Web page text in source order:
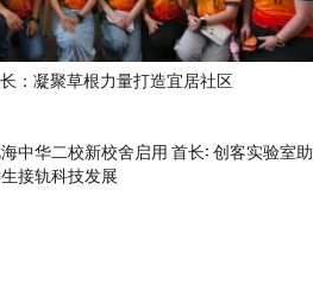
：凝聚草根力量打造宜居社区
中华二校新校舍启用 首长: 创客实验室助
接轨科技发展